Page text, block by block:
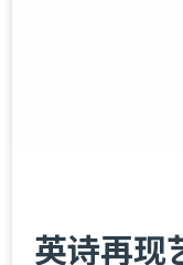
英诗再现